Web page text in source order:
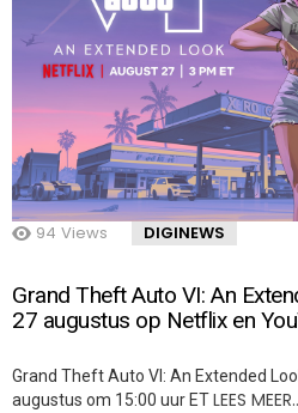
94 Views DIGINEWS
Grand Theft Auto VI: An
27 augustus op Netflix en
Grand Theft Auto VI: An Extended
augustus om 15:00 uur ETLEES